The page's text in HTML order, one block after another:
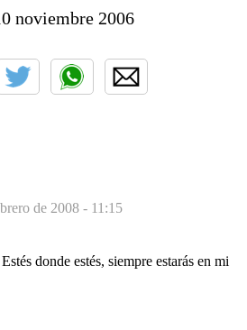
noviembre 2006
de 2008 - 11:15
donde estés, siempre estarás en mi